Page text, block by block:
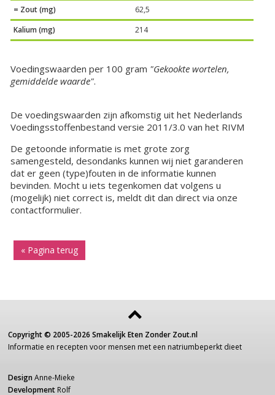
= Zout (mg)
62,5
Kalium (mg)
214
Voedingswaarden per 100 gram "Gekookte wortelen,
gemiddelde waarde".
De voedingswaarden zijn afkomstig uit het Nederlands
Voedingsstoffenbestand versie 2011/3.0 van het RIVM
De getoonde informatie is met grote zorg
samengesteld, desondanks kunnen wij niet garanderen
dat er geen (type)fouten in de informatie kunnen
bevinden. Mocht u iets tegenkomen dat volgens u
(mogelijk) niet correct is, meldt dit dan direct via onze
contactformulier.
« Pagina terug
Copyright © 2005-2026 Smakelijk Eten Zonder Zout.nl
Informatie en recepten voor mensen met een natriumbeperkt dieet
Design Anne-Mieke
Development Rolf